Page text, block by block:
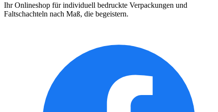
Ihr Onlineshop für individuell bedruckte Verpackungen und
Faltschachteln nach Maß, die begeistern.